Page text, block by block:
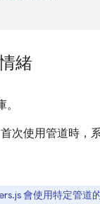
緒
次使用管道時，
會使用特定管道